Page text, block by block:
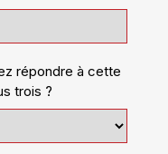
répondre à cette
trois ?